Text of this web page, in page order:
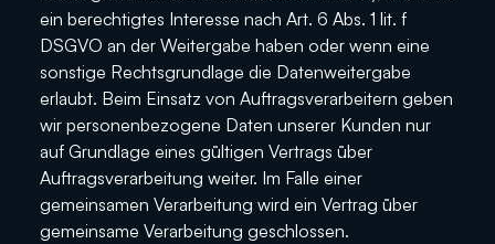
ein berechtigtes Interesse nach Art. 6 Abs. 1 lit. f
DSGVO an der Weitergabe haben oder wenn eine
sonstige Rechtsgrundlage die Datenweitergabe
erlaubt. Beim Einsatz von Auftragsverarbeitern geben
wir personenbezogene Daten unserer Kunden nur
auf Grundlage eines gültigen Vertrags über
Auftragsverarbeitung weiter. Im Falle einer
gemeinsamen Verarbeitung wird ein Vertrag über
gemeinsame Verarbeitung geschlossen.